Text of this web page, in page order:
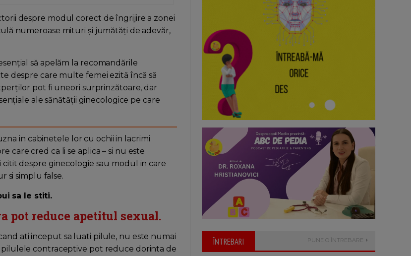
despre modul corect de îngrijire a zonei
numeroase mituri și jumătăți de adevăr,
să apelăm la recomandările
despre care multe femei ezită încă să
pot fi uneori surprinzătoare, dar
ale sănătății ginecologice pe care
in cabinetele lor cu ochii in lacrimi
care cred ca li se aplica – si nu este
despre ginecologie sau modul in care
si simplu false.
sa le stiti.
pot reduce apetitul sexual.
ati inceput sa luati pilule, nu este numai
pilulele contraceptive pot reduce dorinta de
ÎNTREBARI PUNE O ÎNTREBARE